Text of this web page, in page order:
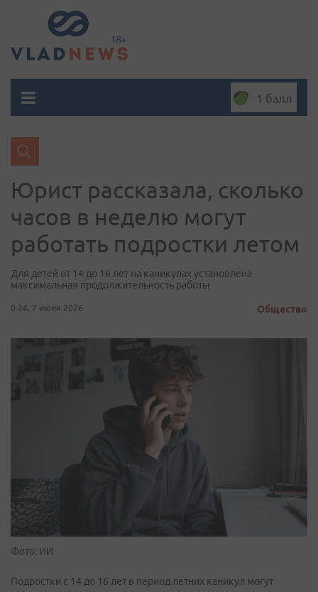
1 балл
Юрист рассказала, сколько
часов в неделю могут
работать подростки летом
Для детей от 14 до 16 лет на каникулах установлена
максимальная продолжительность работы
0:24, 7 июня 2026 Общество
Фото: ИИ
Подростки с 14 до 16 лет в период летних каникул могут